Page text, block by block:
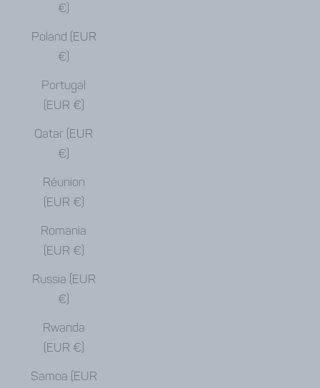
€)
Poland (EUR
€)
Portugal
(EUR €)
Qatar (EUR
€)
Réunion
(EUR €)
Romania
(EUR €)
Russia (EUR
€)
Rwanda
(EUR €)
Samoa (EUR